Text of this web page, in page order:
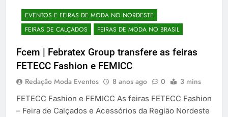
EVENTOS E FEIRAS DE MODA NO NORDESTE
FEIRAS DE CALÇADOS
FEIRAS DE MODA NO BRASIL
Fcem | Febratex Group transfere as feiras
FETECC Fashion e FEMICC
Redação Moda Eventos 8 anos ago 0 3 mins
FETECC Fashion e FEMICC As feiras FETECC Fashion
– Feira de Calçados e Acessórios da Região Nordeste